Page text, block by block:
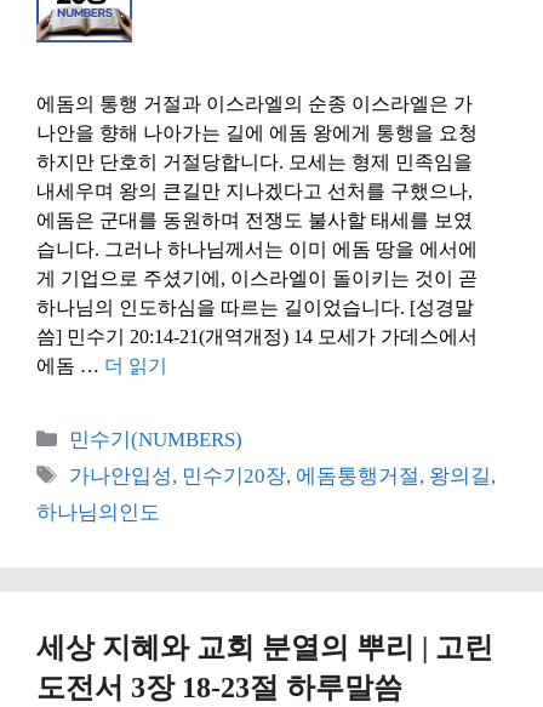
에돔의 통행 거절과 이스라엘의 순종 이스라엘은 가
나안을 향해 나아가는 길에 에돔 왕에게 통행을 요청
하지만 단호히 거절당합니다. 모세는 형제 민족임을
내세우며 왕의 큰길만 지나겠다고 선처를 구했으나,
에돔은 군대를 동원하며 전쟁도 불사할 태세를 보였
습니다. 그러나 하나님께서는 이미 에돔 땅을 에서에
게 기업으로 주셨기에, 이스라엘이 돌이키는 것이 곧
하나님의 인도하심을 따르는 길이었습니다. [성경말
씀] 민수기 20:14-21(개역개정) 14 모세가 가데스에서
에돔 … 더 읽기
카
테
리
민수기(NUMBERS)
태
그
가나안입성, 민수기20장, 에돔통행거절 , 왕의길,
하나님의인도
세상 지혜와 교회 분열의 뿌리 | 고린
도전서 3장 18-23절 하루말씀